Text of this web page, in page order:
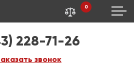
228-71-26
звонок
0